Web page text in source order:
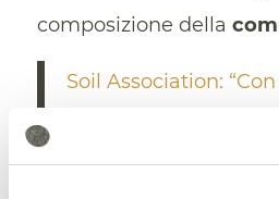
composizione della
Soil Association:
climatica”